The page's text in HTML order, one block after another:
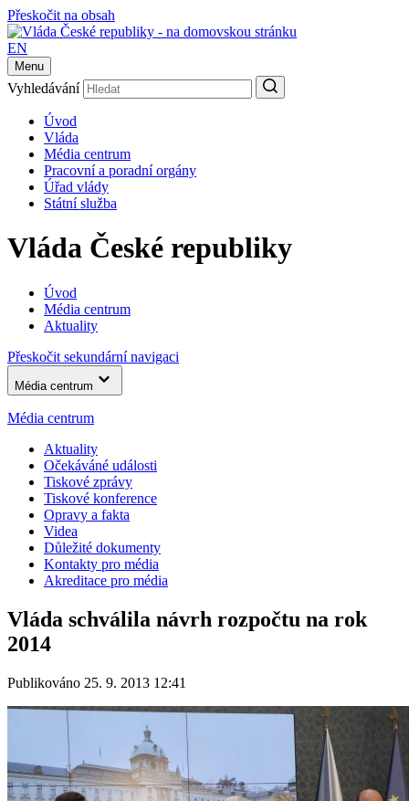
Přeskočit na obsah
EN
Menu
Vyhledávání
Úvod
Vláda
Média centrum
Pracovní a poradní orgány
Úřad vlády
Státní služba
Vláda České republiky
Úvod
Média centrum
Aktuality
Přeskočit sekundární navigaci
Média centrum
Média centrum
Aktuality
Očekáváné události
Tiskové zprávy
Tiskové konference
Opravy a fakta
Videa
Důležité dokumenty
Kontakty pro média
Akreditace pro média
Vláda schválila návrh rozpočtu na rok
2014
Publikováno 25. 9. 2013 12:41